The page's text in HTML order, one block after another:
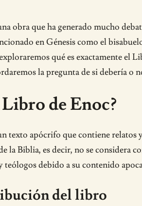
obra que ha generado mucho
en Génesis como el
qué es exactamente el
la pregunta de si debería o
Libro de Enoc?
texto apócrifo que contiene
la Biblia, es decir, no se considera
teólogos debido a su contenido
del libro